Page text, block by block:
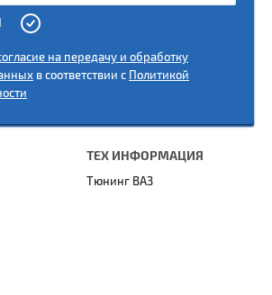
на передачу и обработку
в соответствии с Политикой
ТЕХ ИНФОРМАЦИЯ
Тюнинг ВАЗ